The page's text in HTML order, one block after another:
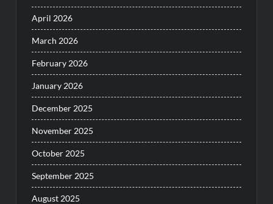
April 2026
March 2026
February 2026
January 2026
December 2025
November 2025
October 2025
September 2025
August 2025